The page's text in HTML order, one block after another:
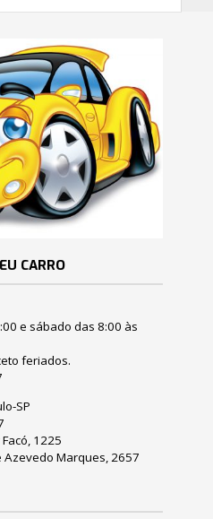
CARRO
e sábado das 8:00 às
feriados.
SP
Facó, 1225
Azevedo Marques, 2657